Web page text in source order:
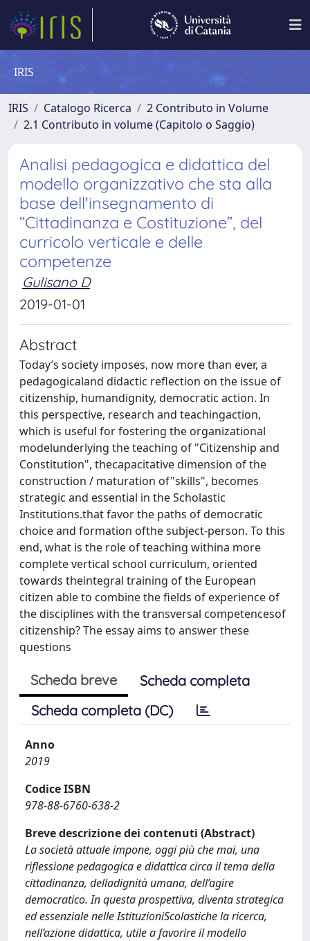
IRIS
IRIS Catalogo Ricerca
2 Contributo in Volume
2.1 Contributo in volume (Capitolo o Saggio)
Analisi pedagogica e didattica del
modello organizzativo che sta alla
base dell'insegnamento di
“Cittadinanza e Costituzione”, del
curricolo verticale e delle
competenze
Gulisano D
2019-01-01
Abstract
Today’s society imposes, now more than ever, a
pedagogicaland didactic reflection on the issue of
citizenship, humandignity, democratic action. In
this perspective, research and teachingaction,
which is useful for fostering the organizational
modelunderlying the teaching of "Citizenship and
Constitution", thecapacitative dimension of the
construction / maturation of"skills", becomes
strategic and essential in the Scholastic
Institutions.that favor the paths of democratic
choice and formation ofthe subject-person. To this
end, what is the role of teaching withina more
complete vertical school curriculum, oriented
towards theintegral training of the European
citizen able to combine the fields of experience of
the disciplines with the transversal competencesof
citizenship? The essay aims to answer these
questions
Scheda breve
Scheda completa
Scheda completa (DC)
Anno
2019
Codice ISBN
978-88-6760-638-2
Breve descrizione dei contenuti (Abstract)
La società attuale impone, oggi più che mai, una
riflessione pedagogica e didattica circa il tema della
cittadinanza, delladignità umana, dell’agire
democratico. In questa prospettiva, diventa strategica
ed essenziale nelle IstituzioniScolastiche la ricerca,
nell’azione didattica, utile a favorire il modello